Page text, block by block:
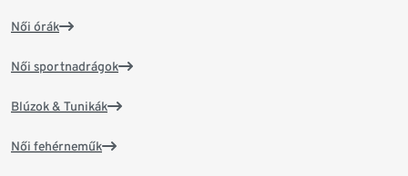
Női órák
Női sportnadrágok
Blúzok & Tunikák
Női fehérneműk